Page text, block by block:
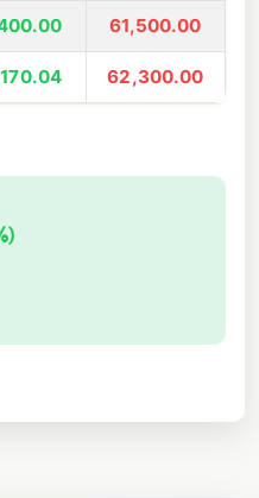
61,500.00
62,300.00